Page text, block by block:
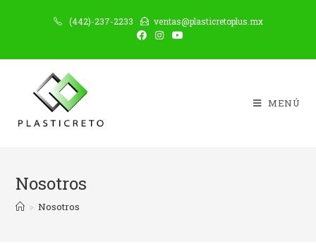
(442)-237-2233 ventas@plasticretoplus.mx
MENÚ
Nosotros
> Nosotros